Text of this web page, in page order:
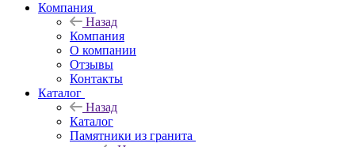
Компания
Назад
Компания
О компании
Отзывы
Контакты
Каталог
Назад
Каталог
Памятники из гранита